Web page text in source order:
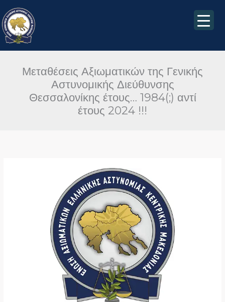
στο
περιεχόμενο
Μεταθέσεις Αξιωματικών της Γενικής
Αστυνομικής Διεύθυνσης
Θεσσαλονίκης έτους… 1984(;) αντί
έτους 2024 !!!